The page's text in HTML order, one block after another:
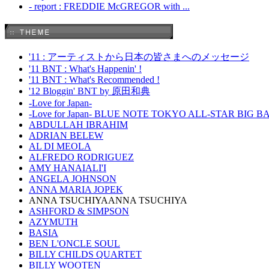
- report : FREDDIE McGREGOR with ...
'11 : アーティストから日本の皆さまへのメッセージ
'11 BNT : What's Happenin' !
'11 BNT : What's Recommended !
'12 Bloggin' BNT by 原田和典
-Love for Japan-
-Love for Japan- BLUE NOTE TOKYO ALL-STAR BIG
ABDULLAH IBRAHIM
ADRIAN BELEW
AL DI MEOLA
ALFREDO RODRIGUEZ
AMY HANAIALI'I
ANGELA JOHNSON
ANNA MARIA JOPEK
ANNA TSUCHIYAANNA TSUCHIYA
ASHFORD & SIMPSON
AZYMUTH
BASIA
BEN L'ONCLE SOUL
BILLY CHILDS QUARTET
BILLY WOOTEN